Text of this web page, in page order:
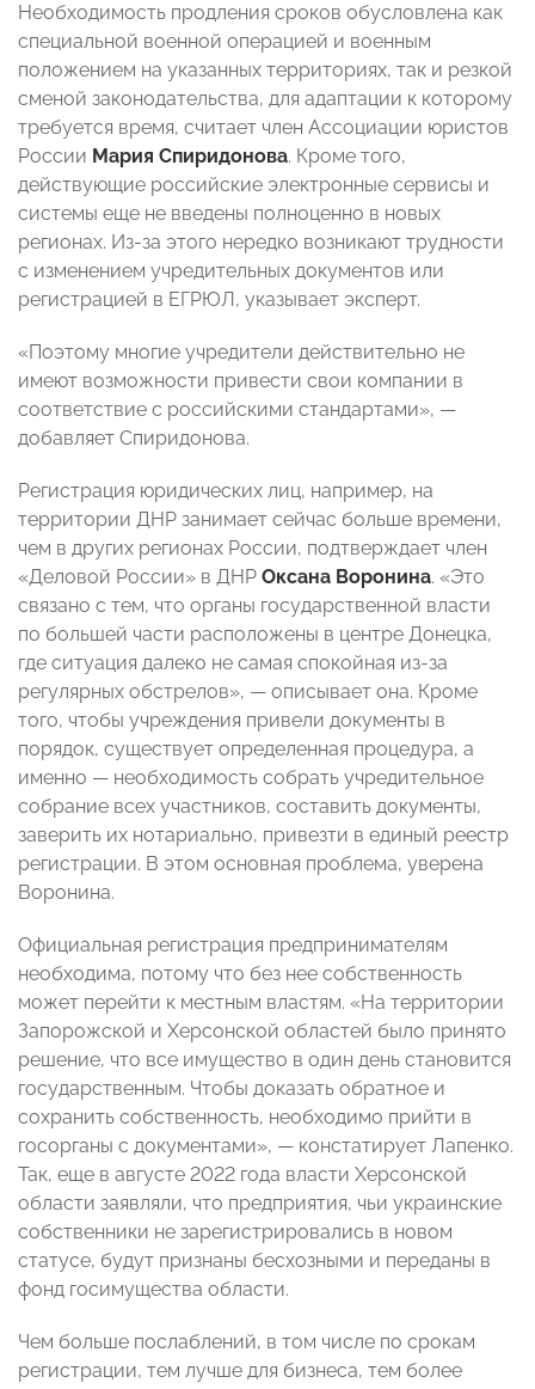
Необходимость продления сроков обусловлена как
специальной военной операцией и военным
положением на указанных территориях, так и резкой
сменой законодательства, для адаптации к которому
требуется время, считает член Ассоциации юристов
России Мария Спиридонова. Кроме того,
действующие российские электронные сервисы и
системы еще не введены полноценно в новых
регионах. Из-за этого нередко возникают трудности
с изменением учредительных документов или
регистрацией в ЕГРЮЛ, указывает эксперт.
«Поэтому многие учредители действительно не
имеют возможности привести свои компании в
соответствие с российскими стандартами», —
добавляет Спиридонова.
Регистрация юридических лиц, например, на
территории ДНР занимает сейчас больше времени,
чем в других регионах России, подтверждает член
«Деловой России» в ДНР Оксана Воронина. «Это
связано с тем, что органы государственной власти
по большей части расположены в центре Донецка,
где ситуация далеко не самая спокойная из-за
регулярных обстрелов», — описывает она. Кроме
того, чтобы учреждения привели документы в
порядок, существует определенная процедура, а
именно — необходимость собрать учредительное
собрание всех участников, составить документы,
заверить их нотариально, привезти в единый реестр
регистрации. В этом основная проблема, уверена
Воронина.
Официальная регистрация предпринимателям
необходима, потому что без нее собственность
может перейти к местным властям. «На территории
Запорожской и Херсонской областей было принято
решение, что все имущество в один день становится
государственным. Чтобы доказать обратное и
сохранить собственность, необходимо прийти в
госорганы с документами», — констатирует Лапенко.
Так, еще в августе 2022 года власти Херсонской
области заявляли, что предприятия, чьи украинские
собственники не зарегистрировались в новом
статусе, будут признаны бесхозными и переданы в
фонд госимущества области.
Чем больше послаблений, в том числе по срокам
регистрации, тем лучше для бизнеса, тем более